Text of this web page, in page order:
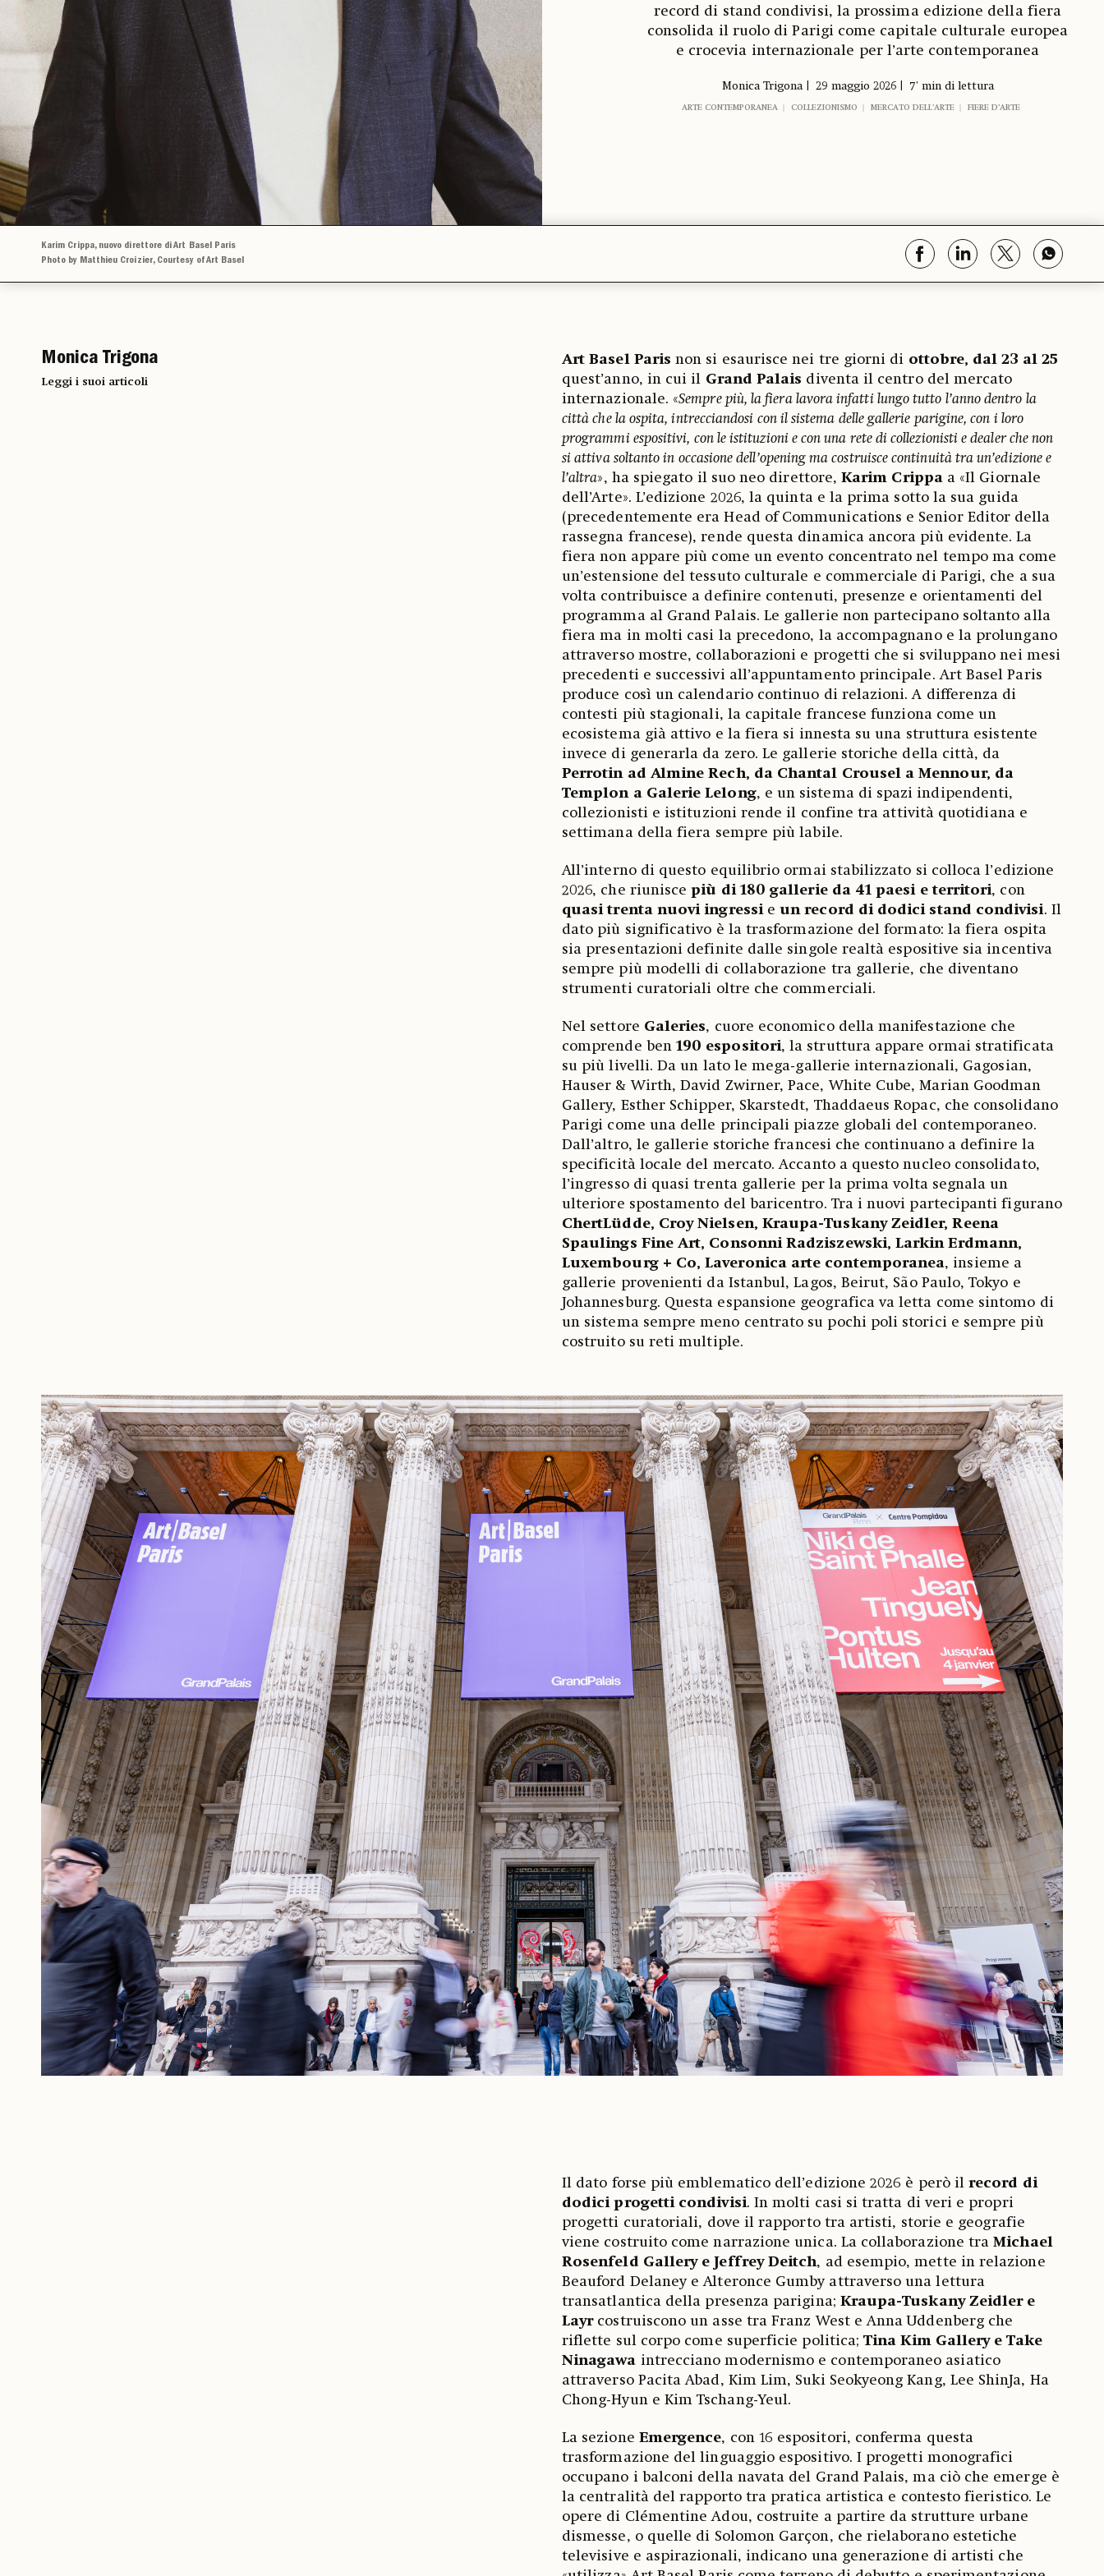
record di stand condivisi, la prossima edizione della fiera
consolida il ruolo di Parigi come capitale culturale europea
e crocevia internazionale per l’arte contemporanea
Monica Trigona 29 maggio 2026 7' min di lettura
ARTE CONTEMPORANEA COLLEZIONISMO MERCATO DELL’ARTE FIERE D’ARTE
Karim Crippa, nuovo direttore di Art Basel Paris
Photo by Matthieu Croizier, Courtesy of Art Basel
Monica Trigona
Leggi i suoi articoli
Art Basel Paris non si esaurisce nei tre giorni di ottobre, dal 23 al 25
quest’anno, in cui il Grand Palais diventa il centro del mercato
internazionale. «Sempre più, la fiera lavora infatti lungo tutto l’anno dentro la
città che la ospita, intrecciandosi con il sistema delle gallerie parigine, con i loro
programmi espositivi, con le istituzioni e con una rete di collezionisti e dealer che non
si attiva soltanto in occasione dell’opening ma costruisce continuità tra un’edizione e
l’altra», ha spiegato il suo neo direttore,Karim Crippaa «Il Giornale
dell’Arte». L’edizione 2026, la quinta e la prima sotto la sua guida
(precedentemente era Head of Communications e Senior Editor della
rassegna francese), rende questa dinamica ancora più evidente. La
fiera non appare più come un evento concentrato nel tempo ma come
un’estensione del tessuto culturale e commerciale di Parigi, che a sua
volta contribuisce a definire contenuti, presenze e orientamenti del
programma al Grand Palais. Le gallerie non partecipano soltanto alla
fiera ma in molti casi la precedono, la accompagnano e la prolungano
attraverso mostre, collaborazioni e progetti che si sviluppano nei mesi
precedenti e successivi all’appuntamento principale. Art Basel Paris
produce così un calendario continuo di relazioni. A differenza di
contesti più stagionali, la capitale francese funziona come un
ecosistema già attivo e la fiera si innesta su una struttura esistente
invece di generarla da zero. Le gallerie storiche della città, da
Perrotin ad Almine Rech, da Chantal Crousel a Mennour, da
Templon a Galerie Lelong, e un sistema di spazi indipendenti,
collezionisti e istituzioni rende il confine tra attività quotidiana e
settimana della fiera sempre più labile.
All’interno di questo equilibrio ormai stabilizzato si colloca l’edizione
2026, che riuniscepiù di 180 gallerie da 41 paesi e territori, con
quasi trenta nuovi ingressi eun record di dodici stand condivisi. Il
dato più significativo è la trasformazione del formato: la fiera ospita
sia presentazioni definite dalle singole realtà espositive sia incentiva
sempre più modelli di collaborazione tra gallerie, che diventano
strumenti curatoriali oltre che commerciali.
Nel settore Galeries, cuore economico della manifestazione che
comprende ben190 espositori, la struttura appare ormai stratificata
su più livelli. Da un lato le mega-gallerie internazionali, Gagosian,
Hauser & Wirth, David Zwirner, Pace, White Cube, Marian Goodman
Gallery, Esther Schipper, Skarstedt, Thaddaeus Ropac, che consolidano
Parigi come una delle principali piazze globali del contemporaneo.
Dall’altro, le gallerie storiche francesi che continuano a definire la
specificità locale del mercato. Accanto a questo nucleo consolidato,
l’ingresso di quasi trenta gallerie per la prima volta segnala un
ulteriore spostamento del baricentro. Tra i nuovi partecipanti figurano
ChertLüdde, Croy Nielsen, Kraupa-Tuskany Zeidler, Reena
Spaulings Fine Art, Consonni Radziszewski, Larkin Erdmann,
Luxembourg + Co, Laveronica arte contemporanea, insieme a
gallerie provenienti da Istanbul, Lagos, Beirut, São Paulo, Tokyo e
Johannesburg. Questa espansione geografica va letta come sintomo di
un sistema sempre meno centrato su pochi poli storici e sempre più
costruito su reti multiple.
Il dato forse più emblematico dell’edizione 2026 è però ilrecord di
dodici progetti condivisi. In molti casi si tratta di veri e propri
progetti curatoriali, dove il rapporto tra artisti, storie e geografie
viene costruito come narrazione unica. La collaborazione traMichael
Rosenfeld Gallery e Jeffrey Deitch, ad esempio, mette in relazione
Beauford Delaney e Alteronce Gumby attraverso una lettura
transatlantica della presenza parigina; Kraupa-Tuskany Zeidler e
Layrcostruiscono un asse tra Franz West e Anna Uddenberg che
riflette sul corpo come superficie politica;Tina Kim Gallery e Take
Ninagawa intrecciano modernismo e contemporaneo asiatico
attraverso Pacita Abad, Kim Lim, Suki Seokyeong Kang, Lee ShinJa, Ha
Chong-Hyun e Kim Tschang-Yeul.
La sezione Emergence, con 16 espositori, conferma questa
trasformazione del linguaggio espositivo. I progetti monografici
occupano i balconi della navata del Grand Palais, ma ciò che emerge è
la centralità del rapporto tra pratica artistica e contesto fieristico. Le
opere di Clémentine Adou, costruite a partire da strutture urbane
dismesse, o quelle di Solomon Garçon, che rielaborano estetiche
televisive e aspirazionali, indicano una generazione di artisti che